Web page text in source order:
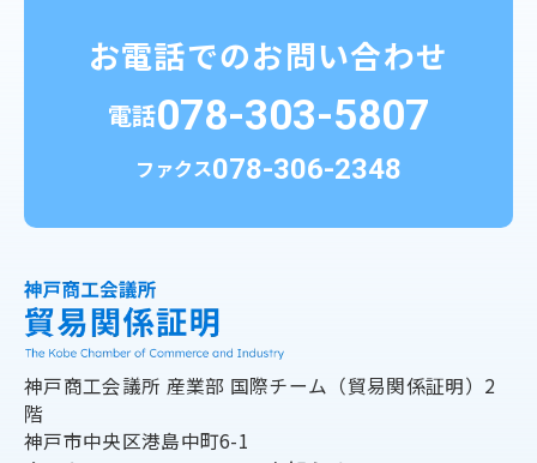
お電話でのお問い合わせ
電話078-303-5807
ファクス078-306-2348
神戸商工会議所 産業部 国際チーム（貿易関係証明）2
階
神戸市中央区港島中町6-1